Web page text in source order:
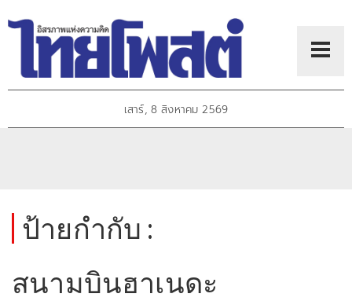
เสาร์, 8 สิงหาคม 2569
ป้ายกำกับ :
สนามบินฮาเนดะ